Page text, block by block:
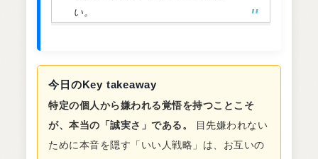
い。
今日のKey takeaway
特定の個人から嫌われる覚悟を持つことこそ
が、本当の「誠実さ」である。
目先嫌われない
ために本音を隠す「いい人戦略」は、お互いの